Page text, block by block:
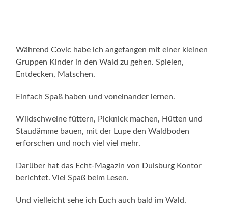
Während Covic habe ich angefangen mit einer kleinen
Gruppen Kinder in den Wald zu gehen. Spielen,
Entdecken, Matschen.
Einfach Spaß haben und voneinander lernen.
Wildschweine füttern, Picknick machen, Hütten und
Staudämme bauen, mit der Lupe den Waldboden
erforschen und noch viel viel mehr.
Darüber hat das Echt-Magazin von Duisburg Kontor
berichtet. Viel Spaß beim Lesen.
Und vielleicht sehe ich Euch auch bald im Wald.